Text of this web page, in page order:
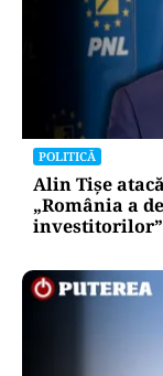
POLITICĂ
Alin Tișe
„România a
investitorilor”